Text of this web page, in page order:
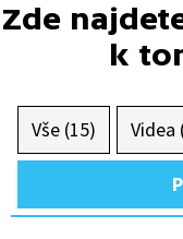
Zde
k
Vše (15) Videa